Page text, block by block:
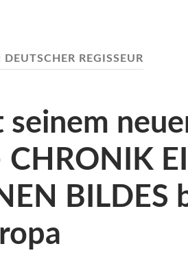
DEUTSCHER REGISSEUR
seinem
CHRONIK
BILDES